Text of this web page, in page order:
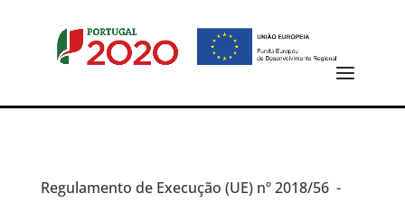
Regulamento de Execução (UE) nº 2018/56 -